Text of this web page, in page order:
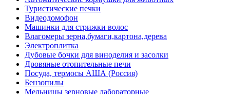
Туристические печки
Видеодомофон
Машинки для стрижки волос
Влагомеры зерна,бумаги,картона,дерева
Электроплитка
Дубовые бочки для виноделия и засолки
Дровяные отопительные печи
Посуда, термосы АША (Россия)
Бензопилы
Мельницы зерновые лабораторные